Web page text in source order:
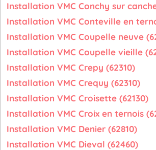
Installation VMC Conchy sur
Installation VMC Conteville en
Installation VMC Coupelle neuve
Installation VMC Coupelle vieille
Installation VMC Crepy (62310)
Installation VMC Crequy (62310)
Installation VMC Croisette (62130)
Installation VMC Croix en ternois
Installation VMC Denier (62810)
Installation VMC Dieval (62460)